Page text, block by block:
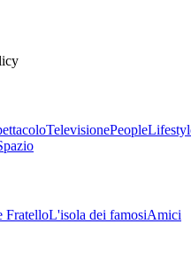
TelevisionePeople
FratelloL'isola dei famosiAmici